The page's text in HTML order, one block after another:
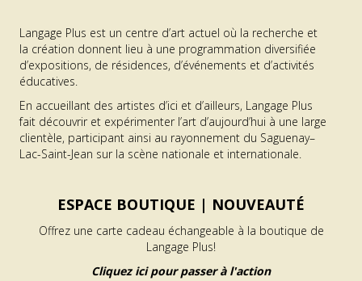
Langage Plus est un centre d’art actuel où la recherche et
la création donnent lieu à une programmation diversifiée
d’expositions, de résidences, d’événements et d’activités
éducatives.
En accueillant des artistes d’ici et d’ailleurs, Langage Plus
fait découvrir et expérimenter l’art d’aujourd’hui à une large
clientèle, participant ainsi au rayonnement du Saguenay–
Lac-Saint-Jean sur la scène nationale et internationale.
ESPACE BOUTIQUE | NOUVEAUTÉ
Offrez une carte cadeau échangeable à la boutique de
Langage Plus!
Cliquez ici pour passer à l'action